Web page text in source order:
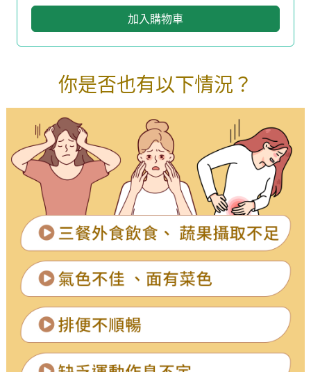
加入購物車
你是否也有以下情況？